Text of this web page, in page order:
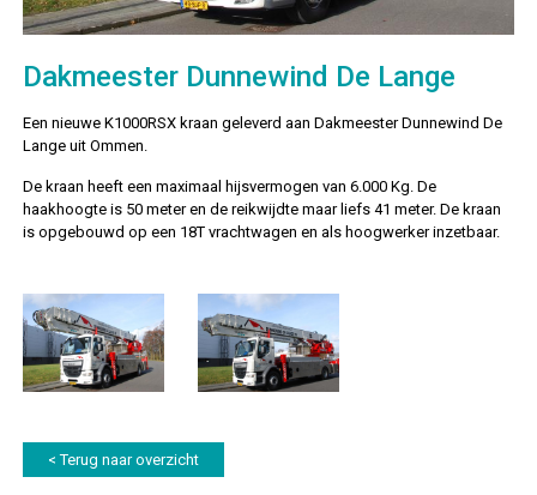
Dakmeester Dunnewind De Lange
Een nieuwe K1000RSX kraan geleverd aan Dakmeester Dunnewind De
Lange uit Ommen.
De kraan heeft een maximaal hijsvermogen van 6.000 Kg. De
haakhoogte is 50 meter en de reikwijdte maar liefs 41 meter. De kraan
is opgebouwd op een 18T vrachtwagen en als hoogwerker inzetbaar.
< Terug naar overzicht